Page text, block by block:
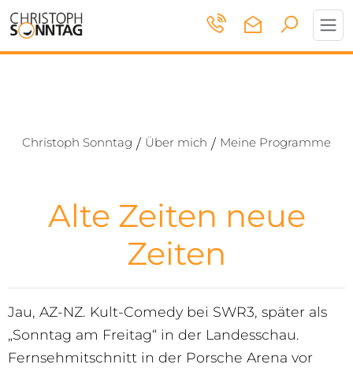
Christoph Sonntag / Über mich / Meine Programme
Alte Zeiten neue
Zeiten
Jau, AZ-NZ. Kult-Comedy bei SWR3, später als
„Sonntag am Freitag“ in der Landesschau.
Fernsehmitschnitt in der Porsche Arena vor